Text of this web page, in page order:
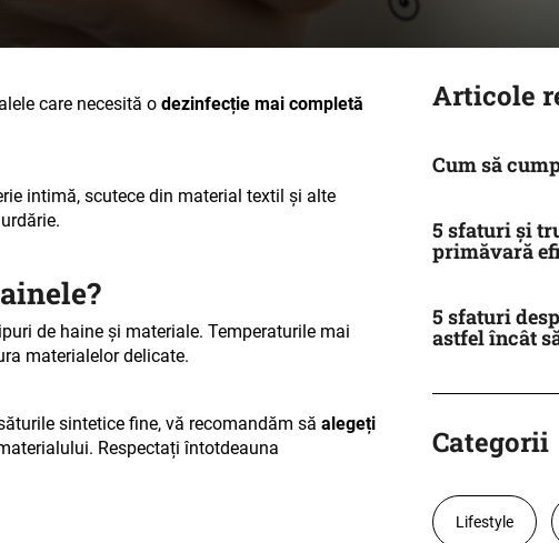
care necesită o dezinfecție mai completă
intimă, scutece din material textil și alte
de haine și materiale. Temperaturile mai
materialelor delicate.
sintetice fine, vă recomandăm să alegeți
Respectați întotdeauna
Articole
Cum să
5 sfaturi și
primăvară
5 sfaturi
astfel încât
Categorii
Lifestyle